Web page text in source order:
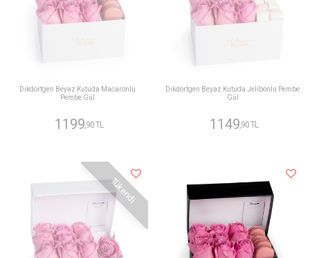
Dikdörtgen Beyaz Kutuda Macaronlu
Pembe Gül
1199 ,90 TL
Dikdörtgen Beyaz Kutuda Jelibonlu Pembe
Gül
1149 ,90 TL
Tükendi